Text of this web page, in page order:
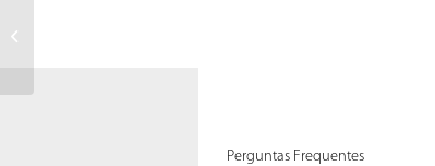
Perguntas Frequentes